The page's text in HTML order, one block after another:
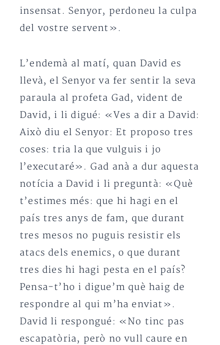
insensat. Senyor, perdoneu la culpa
del vostre servent».
L’endemà al matí, quan David es
llevà, el Senyor va fer sentir la seva
paraula al profeta Gad, vident de
David, i li digué: «Ves a dir a David:
Això diu el Senyor: Et proposo tres
coses: tria la que vulguis i jo
l’executaré». Gad anà a dur aquesta
notícia a David i li preguntà: «Què
t’estimes més: que hi hagi en el
país tres anys de fam, que durant
tres mesos no puguis resistir els
atacs dels enemics, o que durant
tres dies hi hagi pesta en el país?
Pensa-t’ho i digue’m què haig de
respondre al qui m’ha enviat».
David li respongué: «No tinc pas
escapatòria, però no vull caure en